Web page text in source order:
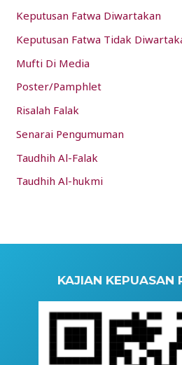
Keputusan Fatwa Diwartakan
Keputusan Fatwa Tidak
Mufti Di Media
Poster/Pamphlet
Risalah Falak
Senarai Pengumuman
Taudhih Al-Falak
Taudhih Al-hukmi
KAJIAN KEPUASAN